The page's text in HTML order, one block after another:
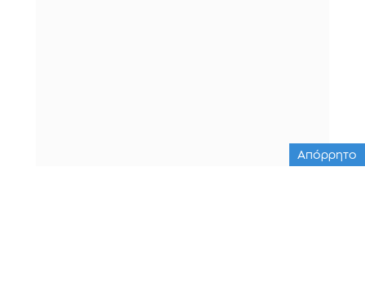
Απόρρητο